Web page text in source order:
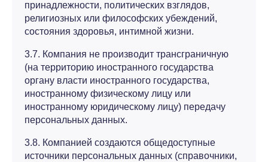
принадлежности, политических взглядов,
религиозных или философских убеждений,
состояния здоровья, интимной жизни.
3.7. Компания не производит трансграничную
(на территорию иностранного государства
органу власти иностранного государства,
иностранному физическому лицу или
иностранному юридическому лицу) передачу
персональных данных.
3.8. Компанией создаются общедоступные
источники персональных данных (справочники,